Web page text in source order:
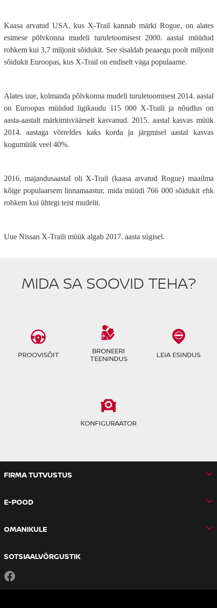
Kaasa arvatud USA, kus X-Trail kannab märki Rogue, on alates
esimese põlvkonna mudeli turuletoomisest 2000. aastal müüdud
rohkem kui 3,7 miljonit sõidukit. See sisaldab peaaegu poolt miljonit
sõidukit Euroopas, kus X-Trail on endiselt väga populaarne.
Alates uue, kolmanda põlvkonna mudeli turuletoomisest 2014. aastal
on Euroopas müüdud ligikaudu 115 000 X-Traili ja nõudlus on
aasta-aastalt märkimisväärselt kasvanud. 2015. aastal kasvas müük
2014. aastaga võrreldes kaks korda ja järgmisel aastal kasvas
kogumüük veel 40%.
2016. majandusaastal oli X-Trail (kaasa arvatud Rogue) maailma
kõige populaarsem linnamaastur, mida müüdi 766 000 sõidukit ehk
rohkem kui ühtegi teist mudelit.
Uue Nissan X-Traili müük algab 2017. aasta sügisel.
MIDA SA SOOVID TEHA?
PROOVISÕIT
BRONEERI
TEENINDUS
LEIA ESINDUS
KONFIGURAATOR
FIRMA TUTVUSTUS
E-POOD
OMANIKULE
SOTSIAALVÕRGUSTIK